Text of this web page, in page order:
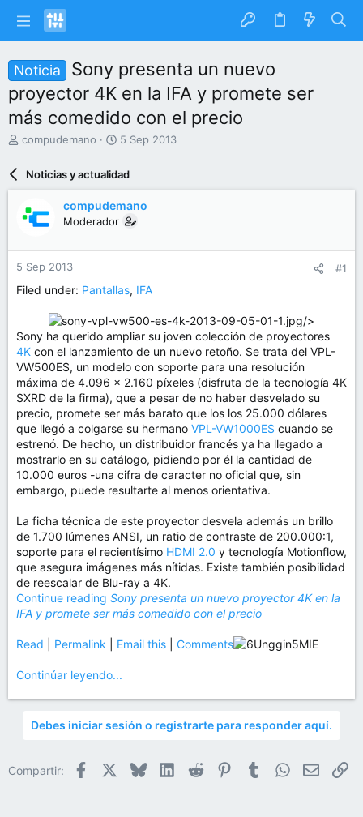
Noticia
Sony presenta un nuevo
proyector 4K en la IFA y promete ser
más comedido con el precio
I
a
r
d
e
m
a
compudemano
F
h
d
e
n
i
5 Sep 2013
Noticias y actualidad
compudemano
Moderador
5 Sep 2013 #1
Filed under: Pantallas, IFA
/>​
Sony ha querido ampliar su joven colección de proyectores
4K con el lanzamiento de un nuevo retoño. Se trata del VPL-
VW500ES, un modelo con soporte para una resolución
máxima de 4.096 x 2.160 píxeles (disfruta de la tecnología 4K
SXRD de la firma), que a pesar de no haber desvelado su
precio, promete ser más barato que los los 25.000 dólares
que llegó a colgarse su hermano VPL-VW1000ES cuando se
estrenó. De hecho, un distribuidor francés ya ha llegado a
mostrarlo en su catálogo, pidiendo por él la cantidad de
10.000 euros -una cifra de caracter no oficial que, sin
embargo, puede resultarte al menos orientativa.
La ficha técnica de este proyector desvela además un brillo
de 1.700 lúmenes ANSI, un ratio de contraste de 200.000:1,
soporte para el recientísimo HDMI 2.0 y tecnología Motionflow,
que asegura imágenes más nítidas. Existe también posibilidad
de reescalar de Blu-ray a 4K.
Continue reading Sony presenta un nuevo proyector 4K en la
IFA y promete ser más comedido con el precio
Read Permalink Email this Comments
Continúar leyendo...
Debes iniciar sesión o registrarte para responder aquí.
Compartir: Facebook BlueskyLinkedIn
Reddit PinterestTumblrWhatsApp
Email